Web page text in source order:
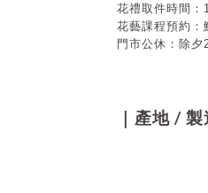
花禮取件時間
花藝課程預約
門市公休： 除夕
｜產地 / 製